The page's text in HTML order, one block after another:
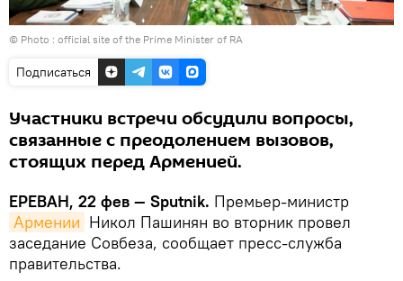
© Photo : official site of the Prime Minister of RA
Подписаться
Участники встречи обсудили вопросы,
связанные с преодолением вызовов,
стоящих перед Арменией.
ЕРЕВАН, 22 фев — Sputnik. Премьер-министр
Армении Никол Пашинян во вторник провел
заседание Совбеза, сообщает пресс-служба
правительства.